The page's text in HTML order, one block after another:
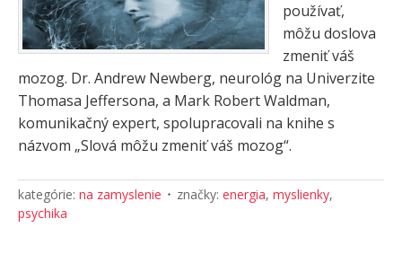
používať,
môžu doslova
zmeniť váš
mozog. Dr. Andrew Newberg, neurológ na Univerzite
Thomasa Jeffersona, a Mark Robert Waldman,
komunikačný expert, spolupracovali na knihe s
názvom „Slová môžu zmeniť váš mozog“.
kategórie: na zamyslenie značky: energia, myslienky,
psychika